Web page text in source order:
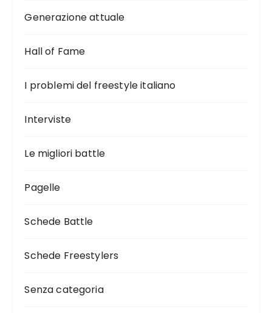
Generazione attuale
Hall of Fame
I problemi del freestyle italiano
Interviste
Le migliori battle
Pagelle
Schede Battle
Schede Freestylers
Senza categoria